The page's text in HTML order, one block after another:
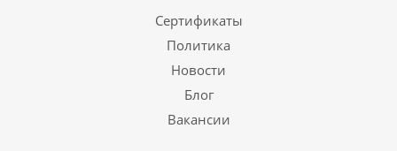
Сертификаты
Политика
Новости
Блог
Вакансии